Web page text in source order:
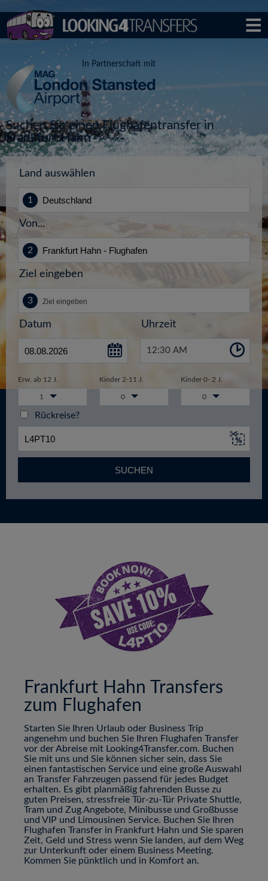
In Partnerschaft mit
Suchen Sie einen Flughafentransfer in
Frankfurt Hahn
Land auswählen
Von...
Ziel eingeben
Datum Uhrzeit
12:30 AM
Erw. ab 12 J. Kinder 2-11 J. Kinder 0- 2 J.
1 0 0
Rückreise?
SUCHEN
Frankfurt Hahn Transfers
zum Flughafen
Starten Sie Ihren Urlaub oder Business Trip
angenehm und buchen Sie Ihren Flughafen Transfer
vor der Abreise mit Looking4Transfer.com. Buchen
Sie mit uns und Sie können sicher sein, dass Sie
einen fantastischen Service und eine große Auswahl
an Transfer Fahrzeugen passend für jedes Budget
erhalten. Es gibt planmäßig fahrenden Busse zu
guten Preisen, stressfreie Tür-zu-Tür Private Shuttle,
Tram und Zug Angebote, Minibusse und Großbusse
und VIP und Limousinen Service. Buchen Sie Ihren
Flughafen Transfer in Frankfurt Hahn und Sie sparen
Zeit, Geld und Stress wenn Sie landen, auf dem Weg
zur Unterkunft oder einem Business Meeting.
Kommen Sie pünktlich und in Komfort an.